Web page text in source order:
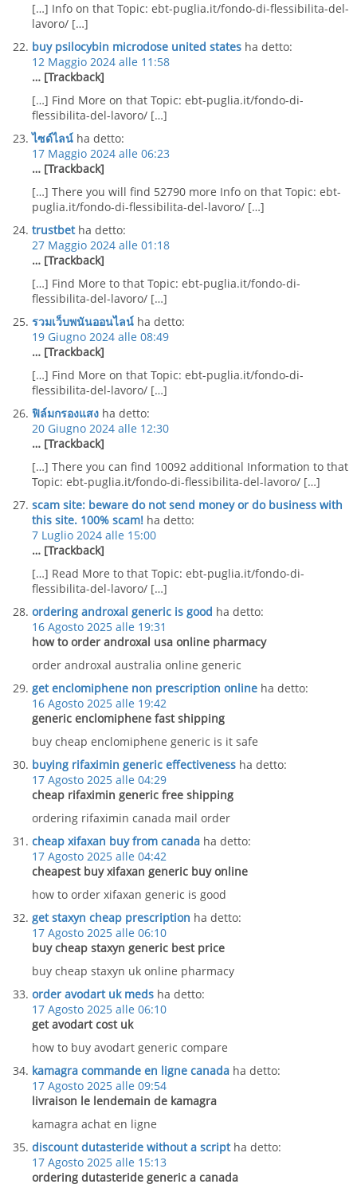
[…] Info on that Topic: ebt-puglia.it/fondo-di-flessibilita-del-
lavoro/ […]
buy psilocybin microdose united states ha detto:
12 Maggio 2024 alle 11:58
… [Trackback]
[…] Find More on that Topic: ebt-puglia.it/fondo-di-
flessibilita-del-lavoro/ […]
ไซด์ไลน์ ha detto:
17 Maggio 2024 alle 06:23
… [Trackback]
[…] There you will find 52790 more Info on that Topic: ebt-
puglia.it/fondo-di-flessibilita-del-lavoro/ […]
trustbet ha detto:
27 Maggio 2024 alle 01:18
… [Trackback]
[…] Find More to that Topic: ebt-puglia.it/fondo-di-
flessibilita-del-lavoro/ […]
รวมเว็บพนันออนไลน์ ha detto:
19 Giugno 2024 alle 08:49
… [Trackback]
[…] Find More on that Topic: ebt-puglia.it/fondo-di-
flessibilita-del-lavoro/ […]
ฟิล์มกรองแสง ha detto:
20 Giugno 2024 alle 12:30
… [Trackback]
[…] There you can find 10092 additional Information to that
Topic: ebt-puglia.it/fondo-di-flessibilita-del-lavoro/ […]
scam site: beware do not send money or do business with
this site. 100% scam! ha detto:
7 Luglio 2024 alle 15:00
… [Trackback]
[…] Read More to that Topic: ebt-puglia.it/fondo-di-
flessibilita-del-lavoro/ […]
ordering androxal generic is good ha detto:
16 Agosto 2025 alle 19:31
how to order androxal usa online pharmacy
order androxal australia online generic
get enclomiphene non prescription online ha detto:
16 Agosto 2025 alle 19:42
generic enclomiphene fast shipping
buy cheap enclomiphene generic is it safe
buying rifaximin generic effectiveness ha detto:
17 Agosto 2025 alle 04:29
cheap rifaximin generic free shipping
ordering rifaximin canada mail order
cheap xifaxan buy from canada ha detto:
17 Agosto 2025 alle 04:42
cheapest buy xifaxan generic buy online
how to order xifaxan generic is good
get staxyn cheap prescription ha detto:
17 Agosto 2025 alle 06:10
buy cheap staxyn generic best price
buy cheap staxyn uk online pharmacy
order avodart uk meds ha detto:
17 Agosto 2025 alle 06:10
get avodart cost uk
how to buy avodart generic compare
kamagra commande en ligne canada ha detto:
17 Agosto 2025 alle 09:54
livraison le lendemain de kamagra
kamagra achat en ligne
discount dutasteride without a script ha detto:
17 Agosto 2025 alle 15:13
ordering dutasteride generic a canada